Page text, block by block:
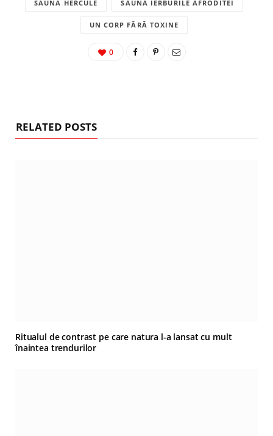
SAUNA HERCULE SAUNA IERBURILE AFRODITEI
UN CORP FĂRĂ TOXINE
0
RELATED POSTS
Ritualul de contrast pe care natura l-a lansat cu mult
înaintea trendurilor